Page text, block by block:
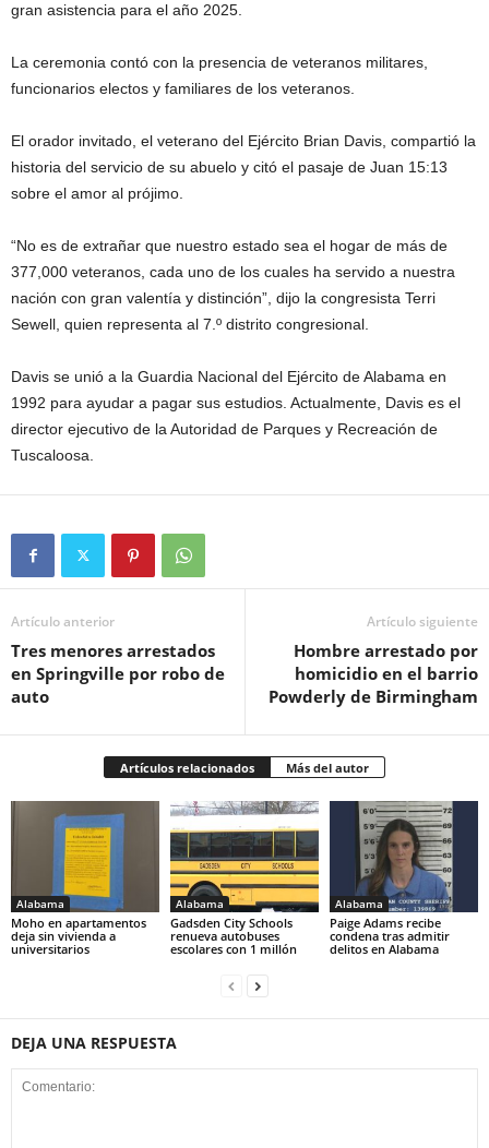
gran asistencia para el año 2025.
La ceremonia contó con la presencia de veteranos militares,
funcionarios electos y familiares de los veteranos.
El orador invitado, el veterano del Ejército Brian Davis, compartió la
historia del servicio de su abuelo y citó el pasaje de Juan 15:13
sobre el amor al prójimo.
“No es de extrañar que nuestro estado sea el hogar de más de
377,000 veteranos, cada uno de los cuales ha servido a nuestra
nación con gran valentía y distinción”, dijo la congresista Terri
Sewell, quien representa al 7.º distrito congresional.
Davis se unió a la Guardia Nacional del Ejército de Alabama en
1992 para ayudar a pagar sus estudios. Actualmente, Davis es el
director ejecutivo de la Autoridad de Parques y Recreación de
Tuscaloosa.
Artículo anterior
Tres menores arrestados
en Springville por robo de
auto
Artículo siguiente
Hombre arrestado por
homicidio en el barrio
Powderly de Birmingham
Artículos relacionados Más del autor
Alabama
Moho en apartamentos
deja sin vivienda a
universitarios
Alabama
Gadsden City Schools
renueva autobuses
escolares con 1 millón
Alabama
Paige Adams recibe
condena tras admitir
delitos en Alabama
DEJA UNA RESPUESTA